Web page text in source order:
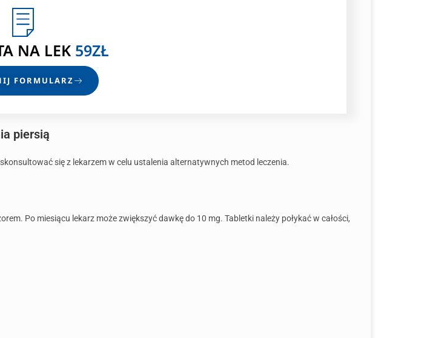
NA LEK 59ZŁ
FORMULARZ
piersią
się z lekarzem w celu ustalenia alternatywnych metod leczenia.
Po miesiącu lekarz może zwiększyć dawkę do 10 mg. Tabletki należy połykać w całości,